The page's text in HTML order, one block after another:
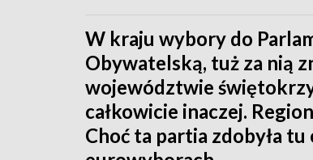
W kraju wybory do
Obywatelską, tuż za nią
województwie
całkowicie inaczej.
Choć ta partia zdobyła